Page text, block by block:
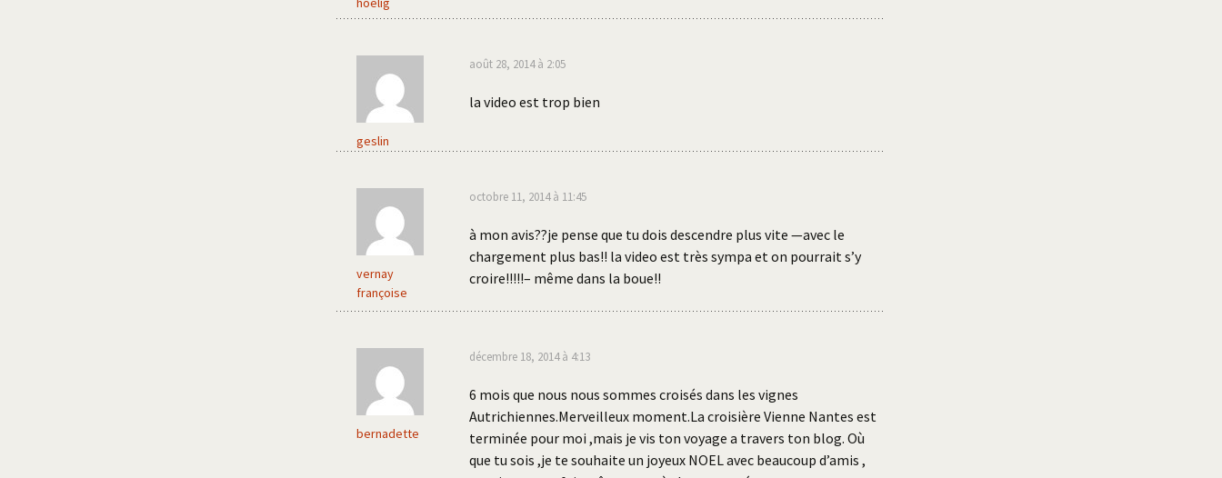
geslin
août 28, 2014 à 2:05
la video est trop bien
vernay
françoise
octobre 11, 2014 à 11:45
à mon avis??je pense que tu dois descendre plus vite —avec le
chargement plus bas!! la video est très sympa et on pourrait s’y
croire!!!!!– même dans la boue!!
bernadette
décembre 18, 2014 à 4:13
6 mois que nous nous sommes croisés dans les vignes
Autrichiennes.Merveilleux moment.La croisière Vienne Nantes est
terminée pour moi ,mais je vis ton voyage a travers ton blog. Où
que tu sois ,je te souhaite un joyeux NOEL avec beaucoup d’amis ,